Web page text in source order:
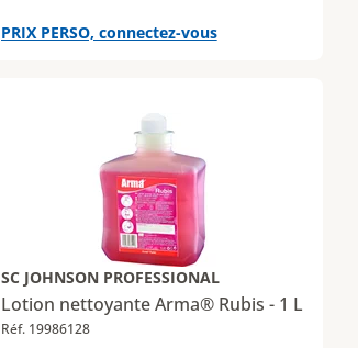
PRIX PERSO, connectez-vous
SC JOHNSON PROFESSIONAL
Lotion nettoyante Arma® Rubis - 1 L
Réf. 19986128